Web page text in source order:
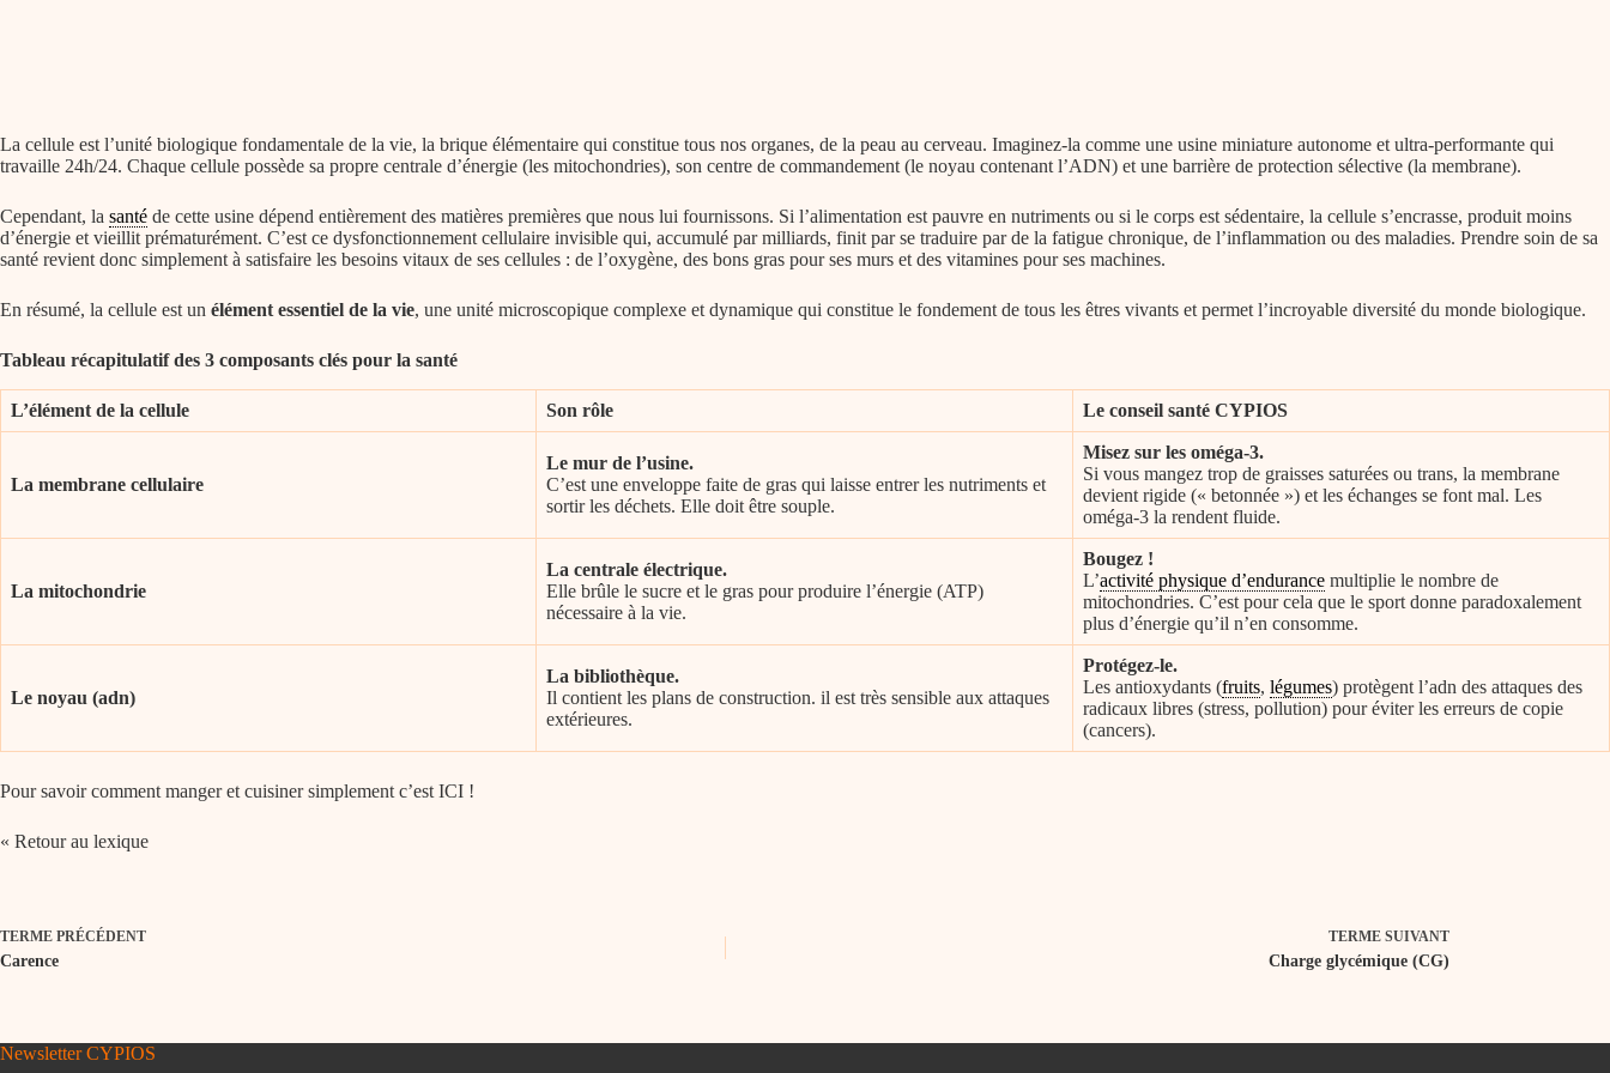
La cellule est l’unité biologique fondamentale de la vie, la brique élémentaire qui constitue tous nos organes, de la peau au cerveau. Imaginez-la comme une usine miniature autonome et ultra-performante qui
travaille 24h/24. Chaque cellule possède sa propre centrale d’énergie (les mitochondries), son centre de commandement (le noyau contenant l’ADN) et une barrière de protection sélective (la membrane).
Cependant, la santé de cette usine dépend entièrement des matières premières que nous lui fournissons. Si l’alimentation est pauvre en nutriments ou si le corps est sédentaire, la cellule s’encrasse, produit moins
d’énergie et vieillit prématurément. C’est ce dysfonctionnement cellulaire invisible qui, accumulé par milliards, finit par se traduire par de la fatigue chronique, de l’inflammation ou des maladies. Prendre soin de sa
santé revient donc simplement à satisfaire les besoins vitaux de ses cellules : de l’oxygène, des bons gras pour ses murs et des vitamines pour ses machines.
En résumé, la cellule est un élément essentiel de la vie, une unité microscopique complexe et dynamique qui constitue le fondement de tous les êtres vivants et permet l’incroyable diversité du monde biologique.
Tableau récapitulatif des 3 composants clés pour la santé
L’élément de la cellule Son rôle Le conseil santé CYPIOS
La membrane cellulaire
Le mur de l’usine.
C’est une enveloppe faite de gras qui laisse entrer les nutriments et
sortir les déchets. Elle doit être souple.
Misez sur les oméga-3.
Si vous mangez trop de graisses saturées ou trans, la membrane
devient rigide (« betonnée ») et les échanges se font mal. Les
oméga-3 la rendent fluide.
La mitochondrie
La centrale électrique.
Elle brûle le sucre et le gras pour produire l’énergie (ATP)
nécessaire à la vie.
Bougez !
L’activité physique d’endurance multiplie le nombre de
mitochondries. C’est pour cela que le sport donne paradoxalement
plus d’énergie qu’il n’en consomme.
Le noyau (adn)
La bibliothèque.
Il contient les plans de construction. il est très sensible aux attaques
extérieures.
Protégez-le.
Les antioxydants (fruits, légumes) protègent l’adn des attaques des
radicaux libres (stress, pollution) pour éviter les erreurs de copie
(cancers).
Pour savoir comment manger et cuisiner simplement c’est ICI !
« Retour au lexique
TERME PRÉCÉDENT
Carence
TERMESUIVANT
Charge glycémique (CG)
Newsletter CYPIOS